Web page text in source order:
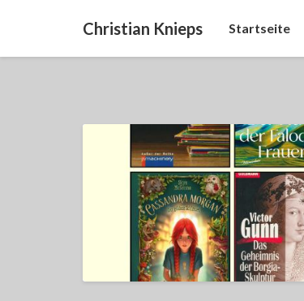
Christian Knieps Startseite